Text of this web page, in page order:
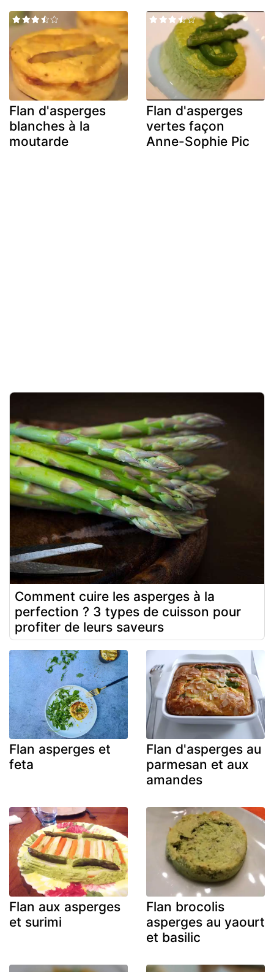
Flan d'asperges
blanches à la
moutarde
Flan d'asperges
vertes façon
Anne-Sophie Pic
Comment cuire les asperges à la
perfection ? 3 types de cuisson pour
profiter de leurs saveurs
Flan asperges et
feta
Flan d'asperges au
parmesan et aux
amandes
Flan aux asperges
et surimi
Flan brocolis
asperges au yaourt
et basilic